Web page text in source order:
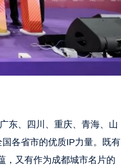
东、四川、重庆、青海、山
各省市的优质IP力量。既有
，又有作为成都城市名片的